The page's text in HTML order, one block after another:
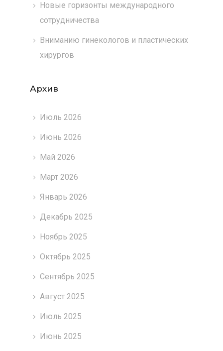
Новые горизонты международного
сотрудничества
Вниманию гинекологов и пластических
хирургов
Архив
Июль 2026
Июнь 2026
Май 2026
Март 2026
Январь 2026
Декабрь 2025
Ноябрь 2025
Октябрь 2025
Сентябрь 2025
Август 2025
Июль 2025
Июнь 2025